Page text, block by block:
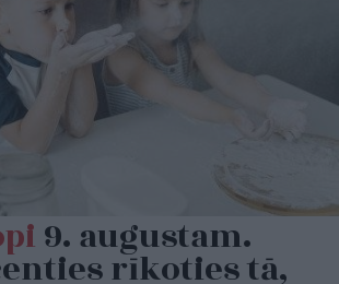
9. augustam.
rīkoties tā,